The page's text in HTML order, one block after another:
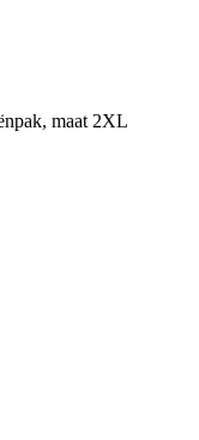
maat 2XL